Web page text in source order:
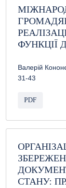
ФУНКЦІЇ
Валерій
31-43
PDF
СТАНУ: